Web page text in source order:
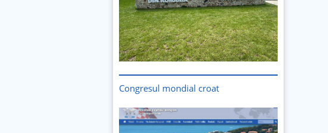
Congresul mondial croat